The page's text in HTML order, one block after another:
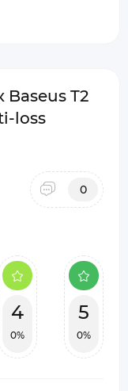
T2
loss
0
4
0%
5
0%